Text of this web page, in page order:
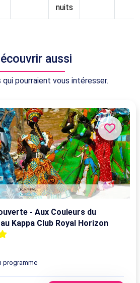
nuits
aussi
pourraient vous intéresser.
- Aux Couleurs du
Kappa Club Royal Horizon
programme